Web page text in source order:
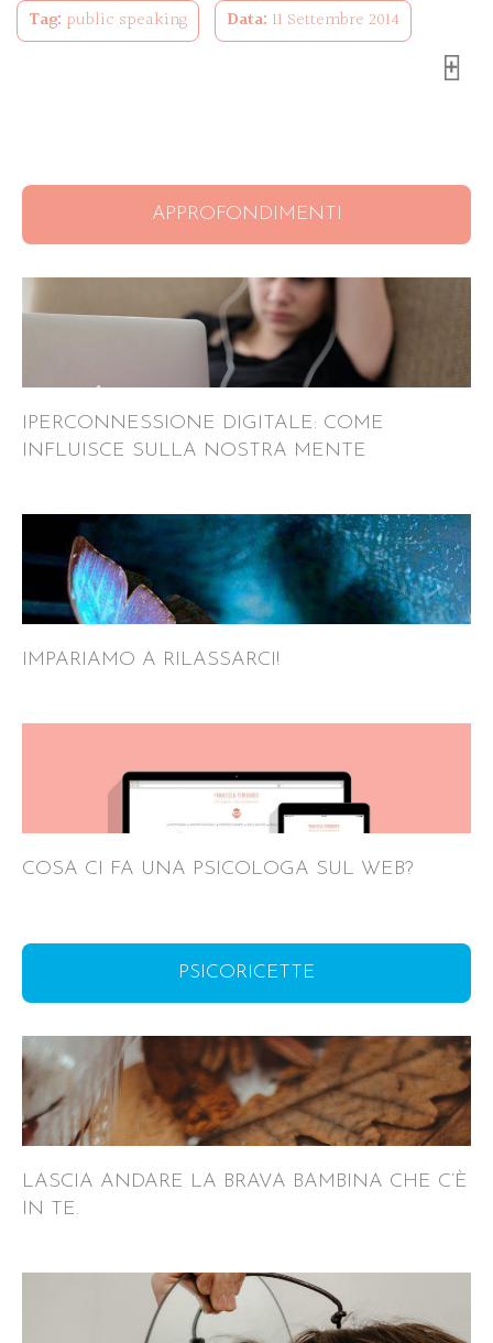
Tag: public speaking Data: 11 Settembre 2014
APPROFONDIMENTI
IPERCONNESSIONE DIGITALE: COME
INFLUISCE SULLA NOSTRA MENTE
IMPARIAMO A RILASSARCI!
COSA CI FA UNA PSICOLOGA SUL WEB?
PSICORICETTE
LASCIA ANDARE LA BRAVA BAMBINA CHE C’È
IN TE.